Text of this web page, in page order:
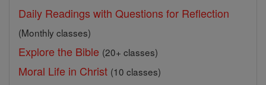
Daily Readings with Questions for Reflection
(Monthly classes)
Explore the Bible (20+ classes)
Moral Life in Christ (10 classes)